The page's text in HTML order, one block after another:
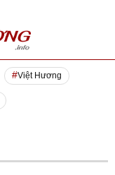
Việt Hương